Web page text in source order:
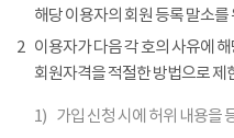
해당 이용자의 회원 등록 말소를
2 이용자가 다음 각 호의 사유에
회원자격을 적절한 방법으로 제
1) 가입 신청 시에 허위 내용을